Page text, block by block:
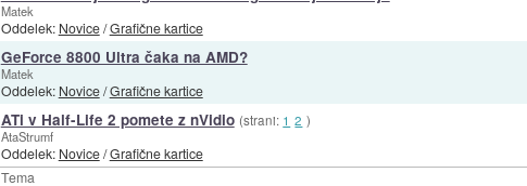
Tema
Matek
Oddelek: Novice/Grafične kartice
GeForce 8800 Ultra čaka na AMD?
Matek
Oddelek: Novice/Grafične kartice
ATi v Half-Life 2 pomete z nVidio (strani: 1 2 )
AtaStrumf
Oddelek: Novice/Grafične kartice